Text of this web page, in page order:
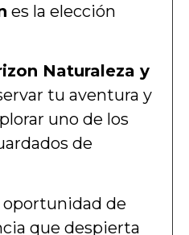
es la elección
Naturaleza y
tu aventura y
uno de los
de
oportunidad de
que despierta